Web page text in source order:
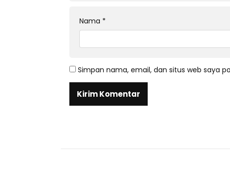
Nama *
Simpan nama, email, dan situs web saya